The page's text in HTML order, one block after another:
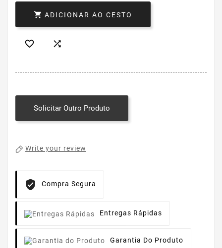
 ADICIONAR AO CESTO
 
Solicitar Outro Produto
Write your review
Compra Segura
Entregas Rápidas
Garantia Do Produto